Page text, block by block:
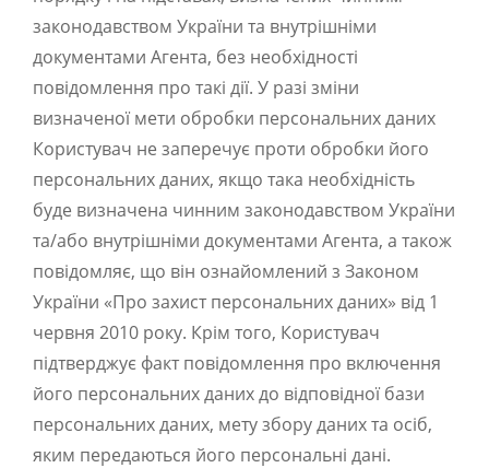
законодавством України та внутрішніми
документами Агента, без необхідності
повідомлення про такі дії. У разі зміни
визначеної мети обробки персональних даних
Користувач не заперечує проти обробки його
персональних даних, якщо така необхідність
буде визначена чинним законодавством України
та/або внутрішніми документами Агента, а також
повідомляє, що він ознайомлений з Законом
України «Про захист персональних даних» від 1
червня 2010 року. Крім того, Користувач
підтверджує факт повідомлення про включення
його персональних даних до відповідної бази
персональних даних, мету збору даних та осіб,
яким передаються його персональні дані.